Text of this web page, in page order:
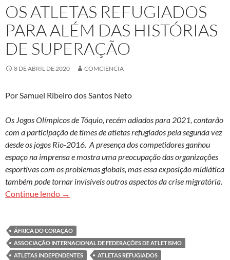
OS ATLETAS REFUGIADOS
PARA ALÉM DAS HISTÓRIAS
DE SUPERAÇÃO
8 DE ABRIL DE 2020 COMCIENCIA
Por Samuel Ribeiro dos Santos Neto
Os Jogos Olímpicos de Tóquio, recém adiados para 2021, contarão
com a participação de times de atletas refugiados pela segunda vez
desde os jogos Rio-2016. A presença dos competidores ganhou
espaço na imprensa e mostra uma preocupação das organizações
esportivas com os problemas globais, mas essa exposição midiática
também pode tornar invisíveis outros aspectos da crise migratória.
Continue lendo Os atletas refugiados para além das histórias
→
ÁFRICA DO CORAÇÃO
ASSOCIAÇÃO INTERNACIONAL DE FEDERAÇÕES DE ATLETISMO
ATLETAS INDEPENDENTES
ATLETAS REFUGIADOS